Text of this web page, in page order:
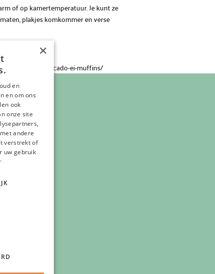
of op kamertemperatuur. Je kunt ze
plakjes komkommer en verse
zlim.nl/avocado-ei-muffins/
×
en
en om ons
ook
onze site
andere
verstrekt of
uw gebruik